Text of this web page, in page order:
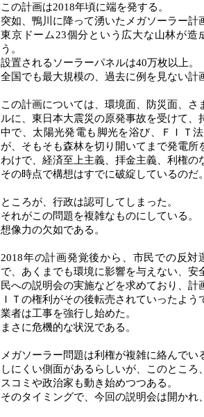
この計画は2018年頃に端を発する。
突如、鴨川に降って湧いたメガソーラー計
東京ドーム23個分という広大な山林が
う。
設置されるソーラーパネルは40万枚以上。
全国でも最大規模の、過去に例を見ない計
この計画については、環境面、防災面、
ルに、東日本大震災の原発事故を受けて
中で、太陽光発電も脚光を浴び、ＦＩＴ
が、そもそも森林を切り開いてまで発電
わけで、経済至上主義、拝金主義、利権の
その時点で構想はすでに破綻しているのだ
ところが、行政は認可してしまった。
それがこの問題を複雑なものにしている。
想像力の欠如である。
2018年の計画発覚後から、市民での反
で、あくまでも環境に影響を与えない、
民への説明会の実施などを求めており、
ＩＴの権利がその後転売されていったよ
業者は工事を強行し始めた。
まさに危機的な状況である。
メガソーラー問題は利権が複雑に絡んで
しにくい側面があるらしいが、このとこ
スコミや政治家も動き始めつつある。
そのタイミングで、今回の説明会は開か